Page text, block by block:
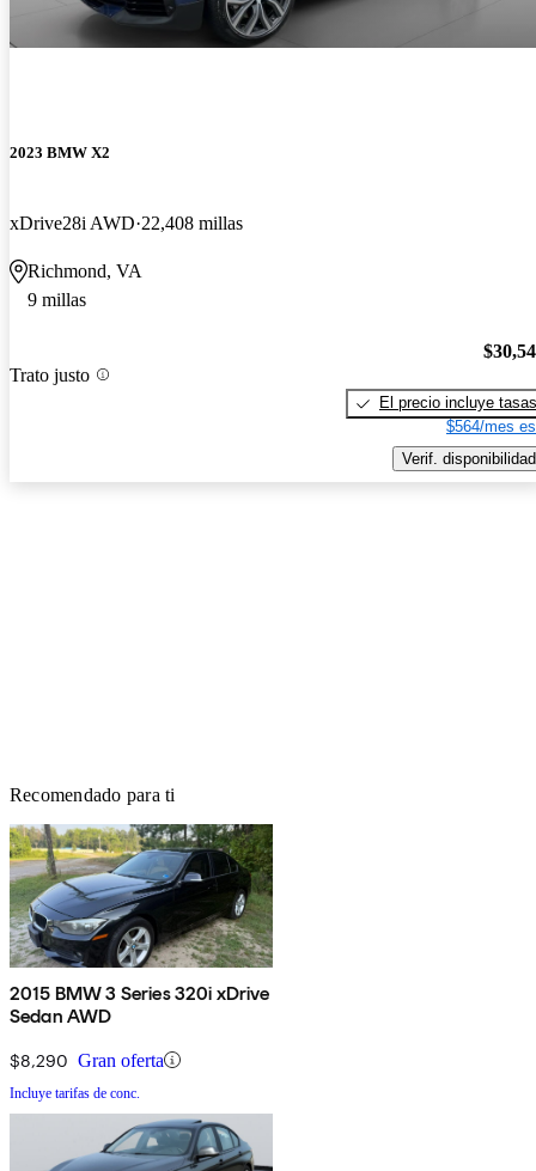
2023 BMW X2
xDrive28i AWD 22,408 millas
Richmond, VA
9 millas
Trato justo
El precio incluye tasas
$564/mes
Verif. disponibilidad
Recomendado para ti
2015 BMW 3 Series 320i xDrive
Sedan AWD
$8,290 Gran oferta
Incluye tarifas de conc.